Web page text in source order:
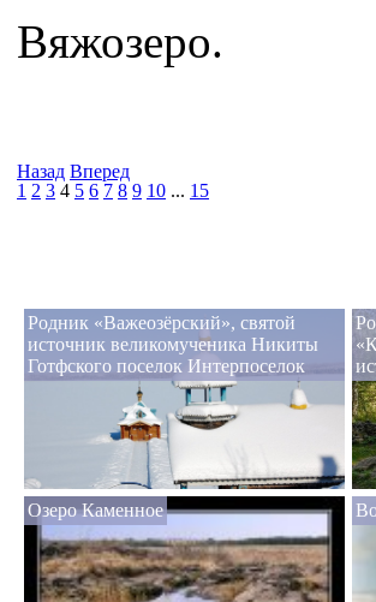
Вяжозеро.
1 2 3 4 5 6 7 8 9 10 ... 15
Назад Вперед
Родник «Важеозёрский», святой
источник великомученика Никиты
Готфского поселок Интерпоселок
Озеро Каменное